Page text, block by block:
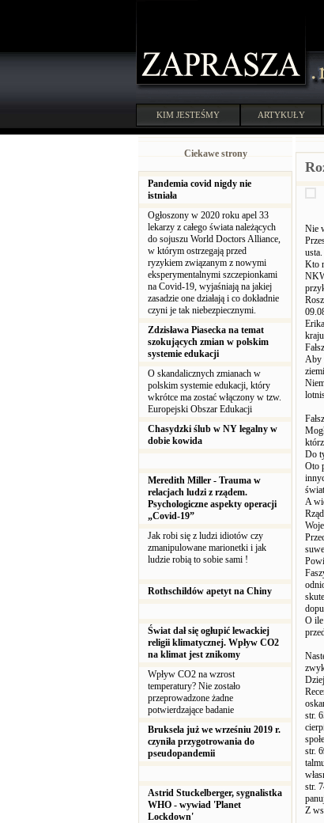
KIM JESTEŚMY ARTYKUŁY
Ciekawe strony
Pandemia covid nigdy nie
istniała
Ogłoszony w 2020 roku apel 33
lekarzy z całego świata należących
do sojuszu World Doctors Alliance,
w którym ostrzegają przed
ryzykiem związanym z nowymi
eksperymentalnymi szczepionkami
na Covid-19, wyjaśniają na jakiej
zasadzie one działają i co dokładnie
czyni je tak niebezpiecznymi.
Zdzisława Piasecka na temat
szokujących zmian w polskim
systemie edukacji
O skandalicznych zmianach w
polskim systemie edukacji, który
wkrótce ma zostać włączony w tzw.
Europejski Obszar Edukacji
Chasydzki ślub w NY legalny w
dobie kowida
Meredith Miller - Trauma w
relacjach ludzi z rządem.
Psychologiczne aspekty operacji
„Covid-19”
Jak robi się z ludzi idiotów czy
zmanipulowane marionetki i jak
ludzie robią to sobie sami !
Rothschildów apetyt na Chiny
Świat dał się ogłupić lewackiej
religii klimatycznej. Wpływ CO2
na klimat jest znikomy
Wpływ CO2 na wzrost
temperatury? Nie zostało
przeprowadzone żadne
potwierdzające badanie
Bruksela już we wrześniu 2019 r.
czyniła przygotrowania do
pseudopandemii
Astrid Stuckelberger, sygnalistka
WHO - wywiad 'Planet
Lockdown'
Nie
Kto
Aby
Do
Oto
A
O
str.
str.
str.
Z